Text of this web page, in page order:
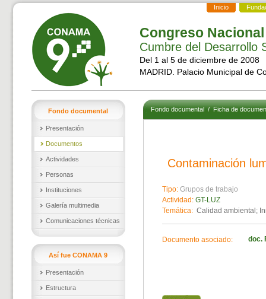
Inicio
Congreso
Cumbre del Desarrollo
Del 1 al 5 de diciembre de 2008
MADRID. Palacio Municipal de
Fondo documental
Presentación
Documentos
Actividades
Personas
Instituciones
Galería multimedia
Comunicaciones técnicas
Así fue CONAMA 9
Presentación
Estructura
Fondo documental/Ficha de
Contaminación
Tipo: Grupos de trabajo
Actividad: GT-LUZ
Temática: Calidad ambiental;
Documento asociado: doc.